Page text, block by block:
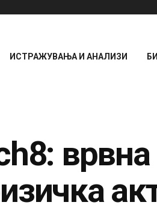
ИСТРАЖУВАЊА И АНАЛИЗИ
врвна